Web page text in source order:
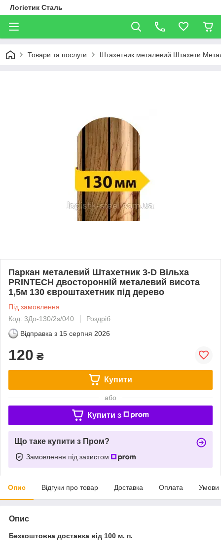
Логістик Сталь
Товари та послуги Штахетник металевий Штахети
Паркан металевий Штахетник 3-D Вільха
PRINTECH двосторонній металевий висота
1,5м 130 євроштахетник під дерево
Під замовлення
Код: 3До-130/2s/040
Роздріб
Відправка з 15 серпня 2026
120 ₴
Купити
або
Купити з
Що таке купити з Пром?
Замовлення під захистом
Опис Відгуки про товар Доставка Оплата Умови
Опис
Безкоштовна доставка від 100 м. п.